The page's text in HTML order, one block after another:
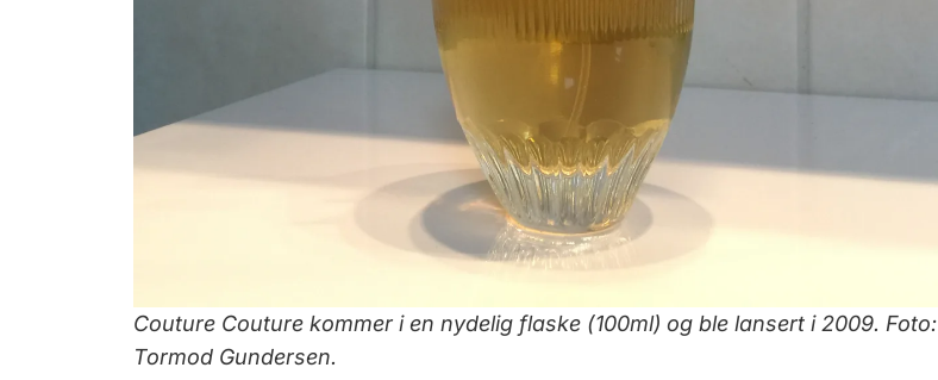
Couture Couture kommer i en nydelig flaske (100ml) og ble lansert i 2009. Foto:
Tormod Gundersen.